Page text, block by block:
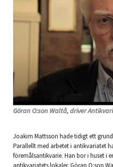
Göran O:son Waltå, driver
Joakim Mattsson hade tidigt ett
Parallellt med arbetet i antikvariatet
föremålsantikvarie. Han bor i huset i
antikvariatets lokaler. Göran O:son